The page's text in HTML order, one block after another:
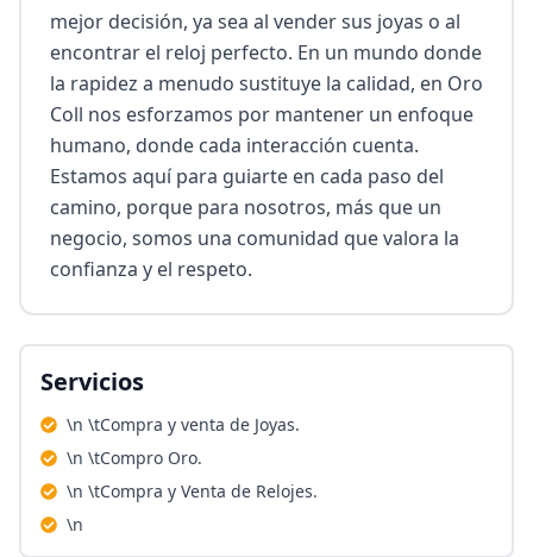
mejor decisión, ya sea al vender sus joyas o al
encontrar el reloj perfecto. En un mundo donde
la rapidez a menudo sustituye la calidad, en Oro
Coll nos esforzamos por mantener un enfoque
humano, donde cada interacción cuenta.
Estamos aquí para guiarte en cada paso del
camino, porque para nosotros, más que un
negocio, somos una comunidad que valora la
confianza y el respeto.
Servicios
\n \tCompra y venta de Joyas.
\n \tCompro Oro.
\n \tCompra y Venta de Relojes.
\n